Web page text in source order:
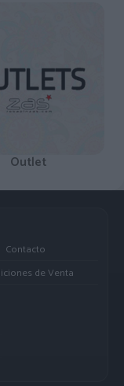
Outlet
Contacto
de Venta